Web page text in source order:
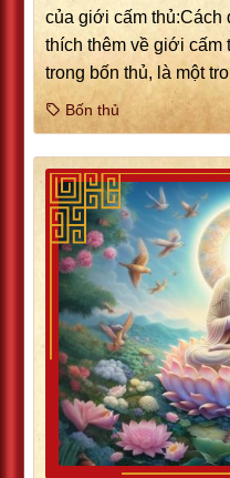
của giới cấm thủ:Cách
thích thêm về giới cấm
trong bốn thủ, là một
Bốn thủ